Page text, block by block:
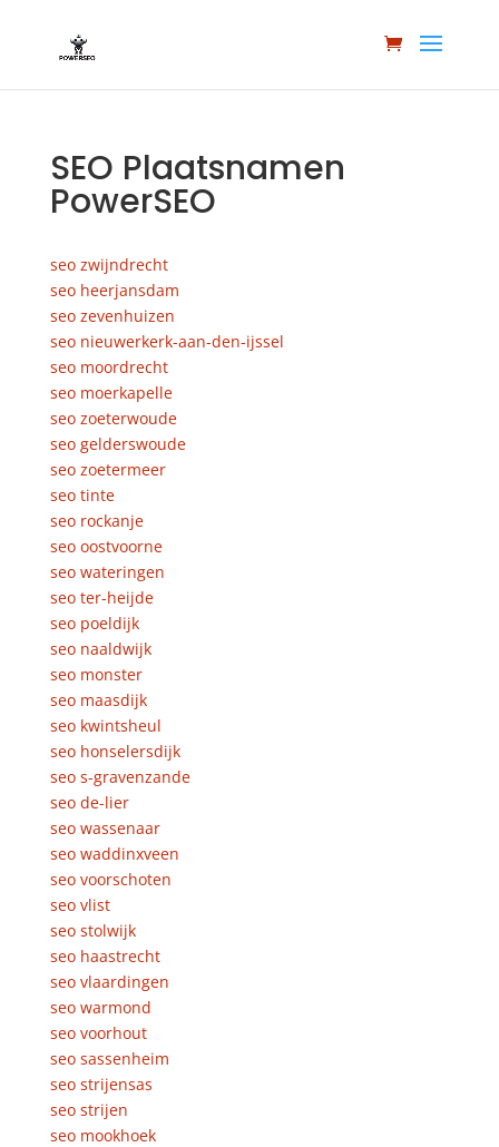
SEO Plaatsnamen
PowerSEO
seo zwijndrecht
seo heerjansdam
seo zevenhuizen
seo nieuwerkerk-aan-den-ijssel
seo moordrecht
seo moerkapelle
seo zoeterwoude
seo gelderswoude
seo zoetermeer
seo tinte
seo rockanje
seo oostvoorne
seo wateringen
seo ter-heijde
seo poeldijk
seo naaldwijk
seo monster
seo maasdijk
seo kwintsheul
seo honselersdijk
seo s-gravenzande
seo de-lier
seo wassenaar
seo waddinxveen
seo voorschoten
seo vlist
seo stolwijk
seo haastrecht
seo vlaardingen
seo warmond
seo voorhout
seo sassenheim
seo strijensas
seo strijen
seo mookhoek